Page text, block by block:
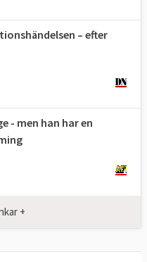
att säkerställa
något hot, sker
som Europols
(beroende
ansöker om asyl
vid eller i
i EU kan
än fem dagar
– efter
- men han har en
+